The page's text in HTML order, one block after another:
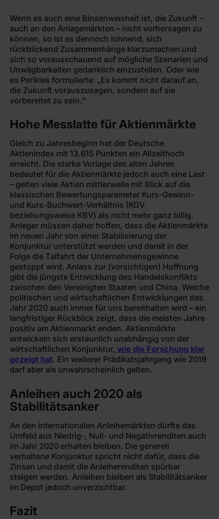
Wenn es auch eine Binsenweisheit ist, die Zukunft –
auch an den Anlagemärkten – nicht vorhersagen zu
können, so ist es dennoch lohnend, sich
rückblickend Zusammenhänge klarzumachen und
sich so vorausschauend auf mögliche Szenarien und
Unwägbarkeiten gedanklich einzustellen. Oder wie
es Perikles formulierte: „Es kommt nicht darauf an,
die Zukunft vorauszusagen, sondern auf sie
vorbereitet zu sein.“
Hohe Messlatte für Aktienmärkte
Gleich zu Jahresbeginn hat der Deutsche
Aktienindex mit 13.615 Punkten ein Allzeithoch
erreicht. Die starke Vorlage des alten Jahres
bedeutet für die Aktienmärkte jedoch auch eine Last
– gelten viele Aktien mittlerweile mit Blick auf die
klassischen Bewertungsparameter Kurs-Gewinn-
und Kurs-Buchwert-Verhältnis (KGV
beziehungsweise KBV) als nicht mehr ganz billig.
Anleger müssen daher hoffen, dass die Aktienmärkte
im neuen Jahr von einer Stabilisierung der
Konjunktur unterstützt werden und damit in der
Folge die Talfahrt der Unternehmensgewinne
gestoppt wird. Anlass zur (vorsichtigen) Hoffnung
gibt die jüngste Entwicklung des Handelskonflikts
zwischen den Vereinigten Staaten und China. Welche
politischen und wirtschaftlichen Entwicklungen das
Jahr 2020 auch immer für uns bereithalten wird – ein
langfristiger Rückblick zeigt, dass die meisten Jahre
positiv am Aktienmarkt enden. Aktienmärkte
entwickeln sich erstaunlich unabhängig von der
wirtschaftlichen Konjunktur, wie die Forschung klar
gezeigt hat. Ein weiterer Prädikatsjahrgang wie 2019
darf aber als unwahrscheinlich gelten.
Anleihen auch 2020 als
Stabilitätsanker
An den internationalen Anleihemärkten dürfte das
Umfeld aus Niedrig-, Null- und Negativrenditen auch
im Jahr 2020 erhalten bleiben. Die generell
verhaltene Konjunktur spricht nicht dafür, dass die
Zinsen und damit die Anleiherenditen spürbar
steigen werden. Anleihen bleiben als Stabilitätsanker
im Depot jedoch unverzichtbar.
Fazit